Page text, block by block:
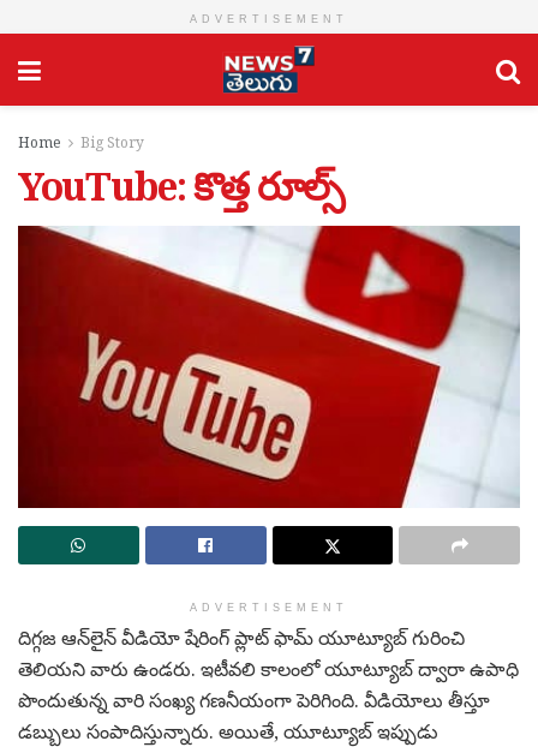
ADVERTISEMENT
Home Big Story
YouTube: కొత్త రూల్స్
ADVERTISEMENT
దిగ్గజ ఆన్‌లైన్ వీడియో షేరింగ్ ప్లాట్ ఫామ్ యూట్యూబ్ గురించి
తెలియని వారు ఉండరు. ఇటీవలి కాలంలో యూట్యూబ్ ద్వారా ఉపాధి
పొందుతున్న వారి సంఖ్య గణనీయంగా పెరిగింది. వీడియోలు తీస్తూ
డబ్బులు సంపాదిస్తున్నారు. అయితే, యూట్యూబ్ ఇప్పుడు